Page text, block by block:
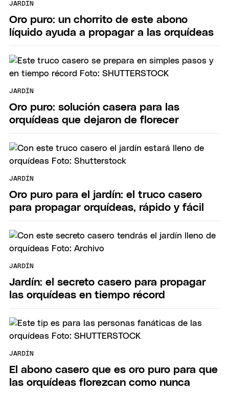
JARDÍN
Oro puro: un chorrito de este abono
líquido ayuda a propagar a las orquídeas
JARDÍN
Oro puro: solución casera para las
orquídeas que dejaron de florecer
JARDÍN
Oro puro para el jardín: el truco casero
para propagar orquídeas, rápido y fácil
JARDÍN
Jardín: el secreto casero para propagar
las orquídeas en tiempo récord
JARDÍN
El abono casero que es oro puro para que
las orquídeas florezcan como nunca